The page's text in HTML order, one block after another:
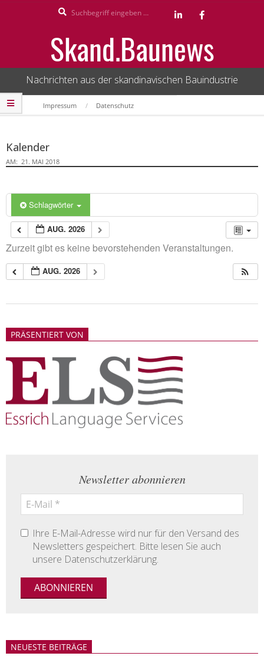
Skand.Baunews
Nachrichten aus der skandinavischen Bauindustrie
Secondary
Navigation
Impressum Datenschutz
Kalender
AM: 21. MAI 2018
Schlagwörter
AUG. 2026
Zurzeit gibt es keine bevorstehenden Veranstaltungen.
AUG. 2026
21PRÄSENTIERT VON
Newsletter abonnieren
Ihre E-Mail-Adresse wird nur für den Versand des
Newsletters gespeichert. Bitte lesen Sie auch
unsere Datenschutzerklärung.
NEUESTE BEITRÄGE